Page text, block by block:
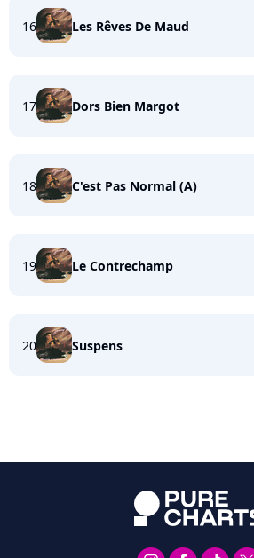
16 Les Rêves De Maud
17 Dors Bien Margot
18 C'est Pas Normal (A)
19 Le Contrechamp
20 Suspens